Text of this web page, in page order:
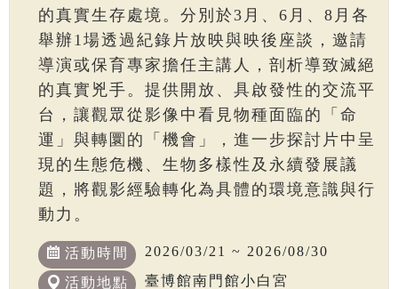
的真實生存處境。分別於3月、6月、8月各
舉辦1場透過紀錄片放映與映後座談，邀請
導演或保育專家擔任主講人，剖析導致滅絕
的真實兇手。提供開放、具啟發性的交流平
台，讓觀眾從影像中看見物種面臨的「命
運」與轉圜的「機會」，進一步探討片中呈
現的生態危機、生物多樣性及永續發展議
題，將觀影經驗轉化為具體的環境意識與行
動力。
活動時間 2026/03/21 ~ 2026/08/30
活動地點 臺博館南門館小白宮